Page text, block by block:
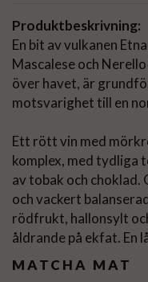
Produktbeskrivning:
En bit av vulkanen
Mascalese och
över havet, är
motsvarighet till en
Ett rött vin med
komplex, med tydliga
av tobak och choklad.
och vackert
rödfrukt, hallonsylt
åldrande på ekfat. En
MATCHA MAT